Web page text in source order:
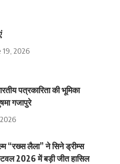
19, 2026
पत्रकारिता की भूमिका
गजापुरे
“रख्स लैला” ने सिने ड्रीम्स
2026 में बड़ी जीत हासिल